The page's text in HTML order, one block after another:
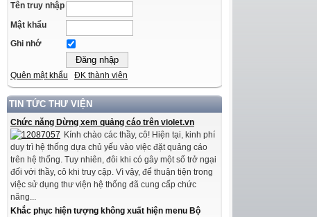
Tên truy nhập
Mật khẩu
Ghi nhớ
Quên mật khẩu ĐK thành viên
TIN TỨC THƯ VIỆN
Chức năng Dừng xem quảng cáo trên violet.vn
Kính chào các thầy, cô! Hiện tại, kinh phí
duy trì hệ thống dựa chủ yếu vào việc đặt quảng cáo
trên hệ thống. Tuy nhiên, đôi khi có gây một số trở ngại
đối với thầy, cô khi truy cập. Vì vậy, để thuận tiện trong
việc sử dụng thư viện hệ thống đã cung cấp chức
năng...
Khắc phục hiện tượng không xuất hiện menu Bộ